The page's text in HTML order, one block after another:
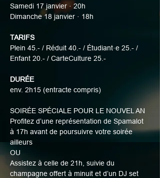
Samedi 17 janvier · 20h
Dimanche 18 janvier · 18h
TARIFS
Plein 45.- / Réduit 40.- / Étudiant·e 25.- /
Enfant 20.- / CarteCulture 25.-
DURÉE
env. 2h15 (entracte compris)
SOIRÉE SPÉCIALE POUR LE NOUVEL AN
Profitez d’une représentation de Spamalot
à 17h avant de poursuivre votre soirée
ailleurs
OU
Assistez à celle de 21h, suivie du
champagne offert à minuit et d’un DJ set